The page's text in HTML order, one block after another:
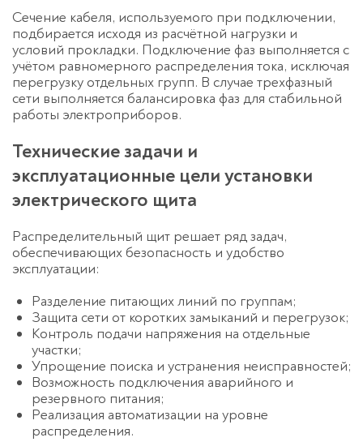
Сечение кабеля, используемого при подключении,
подбирается исходя из расчётной нагрузки и
условий прокладки. Подключение фаз выполняется с
учётом равномерного распределения тока, исключая
перегрузку отдельных групп. В случае трехфазный
сети выполняется балансировка фаз для стабильной
работы электроприборов.
Технические задачи и
эксплуатационные цели установки
электрического щита
Распределительный щит решает ряд задач,
обеспечивающих безопасность и удобство
эксплуатации:
Разделение питающих линий по группам;
Защита сети от коротких замыканий и перегрузок;
Контроль подачи напряжения на отдельные
участки;
Упрощение поиска и устранения неисправностей;
Возможность подключения аварийного и
резервного питания;
Реализация автоматизации на уровне
распределения.